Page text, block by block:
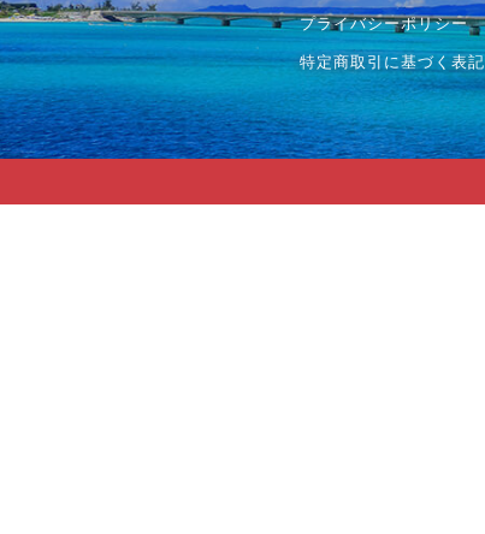
プライバシーポリシー
特定商取引に基づく表記